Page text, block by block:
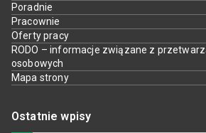
Poradnie
Pracownie
Oferty pracy
RODO – informacje związane z
osobowych
Mapa strony
Ostatnie wpisy